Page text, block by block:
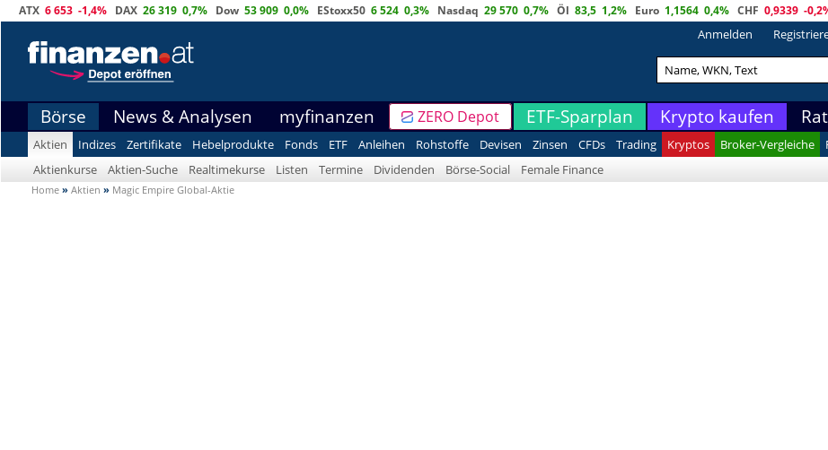
ATX 6 653 -1,4% DAX 26 319 0,7% Dow 53 909 0,0% EStoxx50 6 524 0,3% Nasdaq 29 570 0,7% Öl 83,5 1,2% Euro 1,1564 0,4% CHF 0,9339 -
Anmelden
Börse News & Analysen myfinanzen ZERO Depot ETF-Sparplan Krypto kaufen
Aktien Indizes Zertifikate Hebelprodukte Fonds ETF Anleihen Rohstoffe Devisen Zinsen CFDs Trading Kryptos Broker-Vergleiche
Aktienkurse
Aktien-Suche Realtimekurse Listen Termine Dividenden Börse-Social Female Finance
Home » Aktien » Magic Empire Global-Aktie